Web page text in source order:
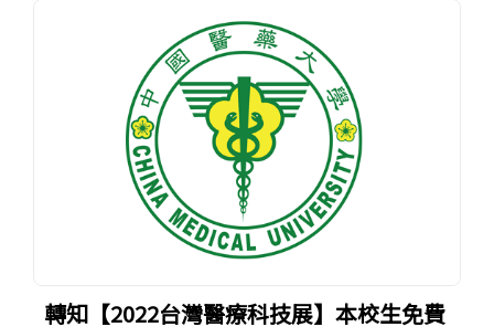
轉知【2022台灣醫療科技展】本校生免費